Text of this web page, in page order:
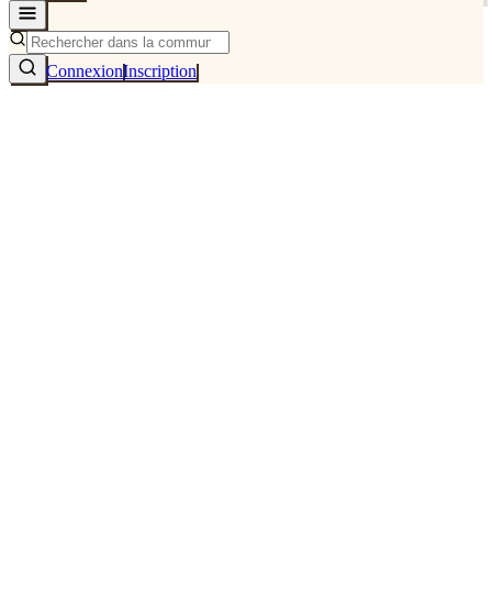
ConnexionInscription